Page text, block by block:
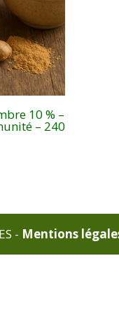
10 % –
– 240
- Mentions